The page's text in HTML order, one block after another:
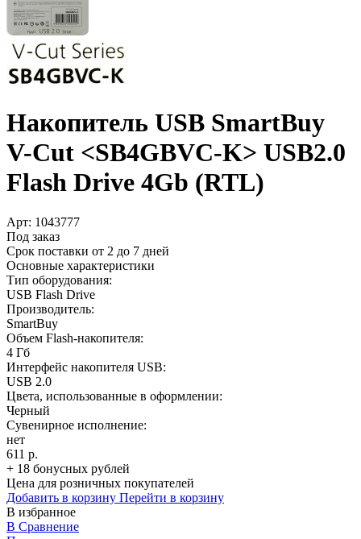
Накопитель USB SmartBuy
V-Cut <SB4GBVC-K> USB2.0
Flash Drive 4Gb (RTL)
Арт: 1043777
Под заказ
Срок поставки от 2 до 7 дней
Основные характеристики
Тип оборудования:
USB Flash Drive
Производитель:
SmartBuy
Объем Flash-накопителя:
4 Гб
Интерфейс накопителя USB:
USB 2.0
Цвета, использованные в оформлении:
Черный
Сувенирное исполнение:
нет
611 р.
+ 18 бонусных рублей
Цена для розничных покупателей
Добавить в корзину Перейти в корзину
В избранное
В Сравнение